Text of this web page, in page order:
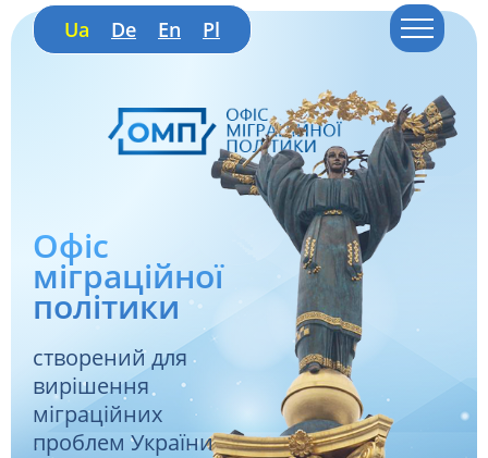
Ua De En Pl
Офіс
міграційної
політики
створений для
вирішення
міграційних
проблем України